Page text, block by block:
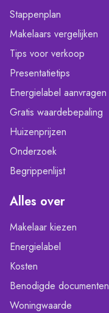
Stappenplan
Makelaars vergelijken
Tips voor verkoop
Presentatietips
Energielabel aanvragen
Gratis waardebepaling
Huizenprijzen
Onderzoek
Begrippenlijst
Alles over
Makelaar kiezen
Energielabel
Kosten
Benodigde documenten
Woningwaarde